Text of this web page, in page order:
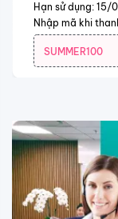
Hạn sử dụng:
Nhập mã khi
SUMMER100